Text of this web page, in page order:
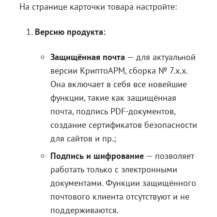
На странице карточки товара настройте:
Версию продукта:
Защищённая почта — для актуальной
версии КриптоАРМ, сборка № 7.х.х.
Она включает в себя все новейшие
функции, такие как защищённая
почта, подпись PDF-документов,
создание сертификатов безопасности
для сайтов и пр.;
Подпись и шифрование — позволяет
работать только с электронными
документами. Функции защищённого
почтового клиента отсутствуют и не
поддерживаются.